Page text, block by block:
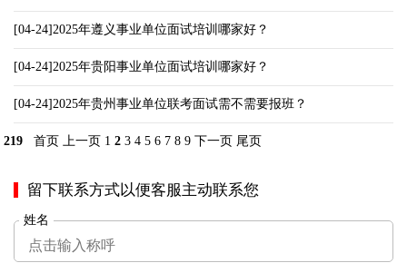
[04-24]2025年遵义事业单位面试培训哪家好？
[04-24]2025年贵阳事业单位面试培训哪家好？
[04-24]2025年贵州事业单位联考面试需不需要报班？
219 首页 上一页 1 2 3 4 5 6 7 8 9 下一页 尾页
留下联系方式以便客服主动联系您
姓名